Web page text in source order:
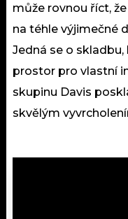
může rovnou říct,
na téhle výjimečné
Jedná se o
prostor pro vlastní
skupinu Davis
skvělým